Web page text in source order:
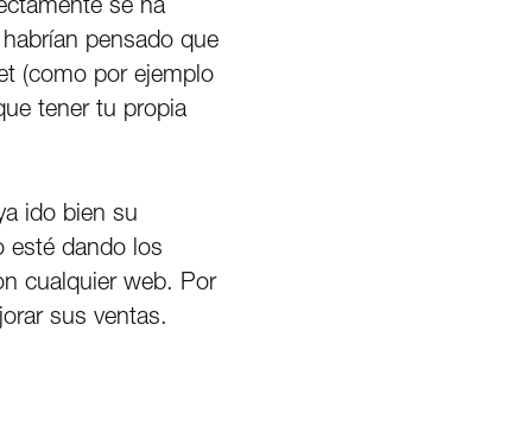
pensado que
(como por ejemplo
tener tu propia
ido bien su
esté dando los
cualquier web. Por
sus ventas.